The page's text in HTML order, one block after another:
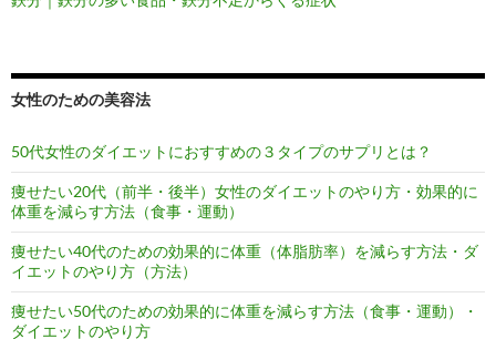
女性のための美容法
50代女性のダイエットにおすすめの３タイプのサプリとは？
痩せたい20代（前半・後半）女性のダイエットのやり方・効果的に
体重を減らす方法（食事・運動）
痩せたい40代のための効果的に体重（体脂肪率）を減らす方法・ダ
イエットのやり方（方法）
痩せたい50代のための効果的に体重を減らす方法（食事・運動）・
ダイエットのやり方